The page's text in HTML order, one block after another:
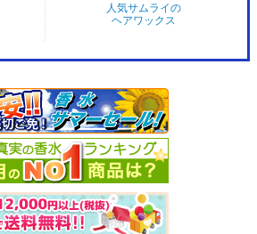
人気サムライの
ヘアワックス